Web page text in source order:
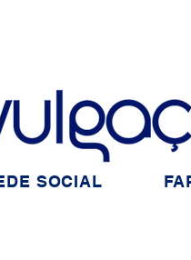
SOCIAL